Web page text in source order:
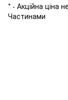
* - Акційна ціна
Частинами